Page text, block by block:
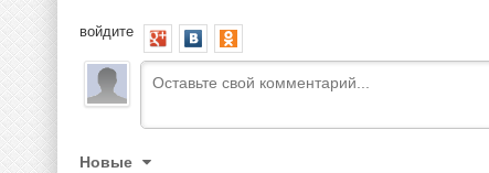
войдите
Новые